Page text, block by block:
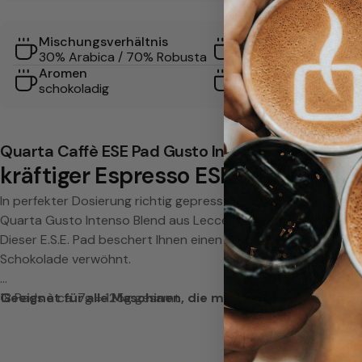
p
s
s
o
E
Mischungsverhältnis
30% Arabica / 70% Robusta
Röstgrad
Dunkel
Aromen
schokoladig
Gerät
Pad-Maschine
Quarta Caffè ESE Pad Gusto Intenso
kräftiger Espresso ESE Pad, einzeln
In perfekter Dosierung richtig gepresst für einen Espresso
Quarta Gusto Intenso Blend aus Lecce zeichnet sich durch
Dieser E.S.E. Pad beschert Ihnen einen kraftvollen Espresso,
Schokolade verwöhnt.
18 Pads à ca. 7g = 125g gesamt
Geeignet für alle Maschinen, die mit dem E.S.E.